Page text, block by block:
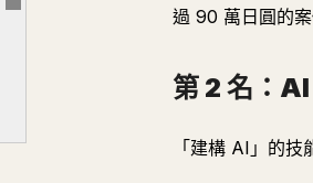
文章大綱 第 7 名：產品經理（Product Manager）
第 9 名：SaaS 銷售（企業級）
過 90 萬日圓的
第 2 名：
「建構 AI」的